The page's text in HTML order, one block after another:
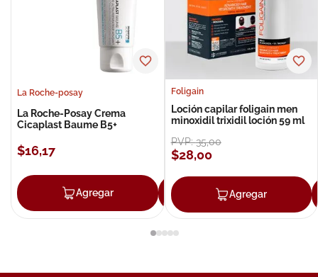
La Roche-posay
La Roche-Posay Crema
Cicaplast Baume B5+
$16,17
Agregar Agregar
Foligain
Loción capilar foligain men
minoxidil trixidil loción 59 ml
PVP:35,00
$28,00
Agregar